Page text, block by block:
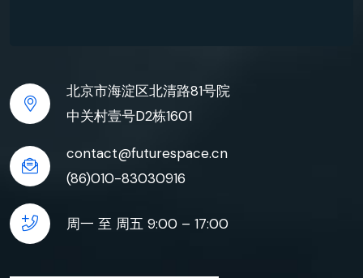
北京市海淀区北清路81号院
中关村壹号D2栋1601
contact@futurespace.cn
(86)010-83030916
周一 至 周五 9:00 – 17:00